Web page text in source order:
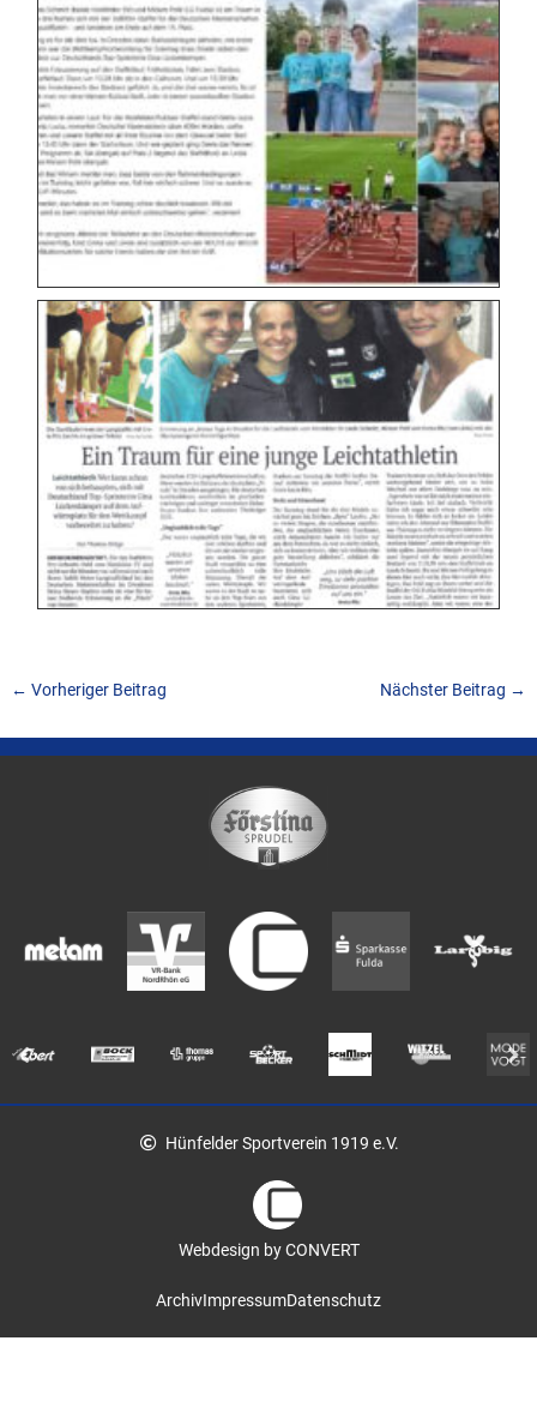
← Vorheriger Beitrag Nächster Beitrag →
Hünfelder Sportverein 1919 e.V.
Webdesign by CONVERT
ArchivImpressumDatenschutz